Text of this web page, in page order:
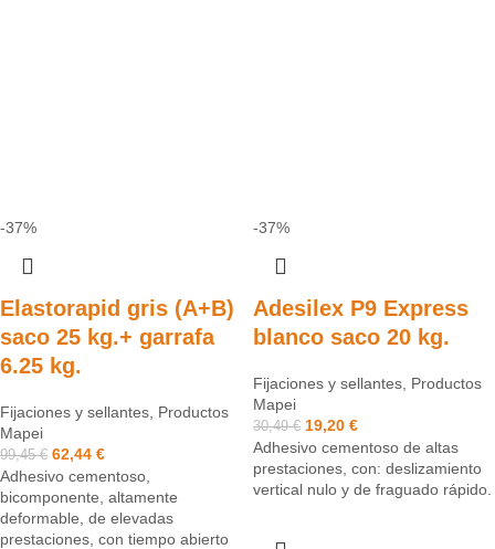
-37%
Elastorapid gris (A+B)
saco 25 kg.+ garrafa
6.25 kg.
Fijaciones y sellantes Productos
Mapei
99,45€ 62,44 €
Adhesivo cementoso,
bicomponente, altamente
deformable, de elevadas
prestaciones, con tiempo abierto
-37%
Adesilex P9 Express
blanco saco 20 kg.
Fijaciones y sellantes Productos
Mapei
30,49€ 19,20 €
Adhesivo cementoso de altas
prestaciones, con: deslizamiento
vertical nulo y de fraguado rápido.